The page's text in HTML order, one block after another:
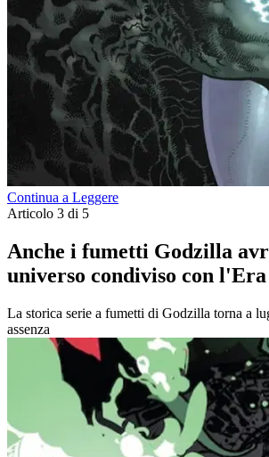
Continua a Leggere
Articolo 3 di 5
Anche i fumetti Godzilla
universo condiviso con
La storica serie a fumetti di Godzilla torna a
assenza